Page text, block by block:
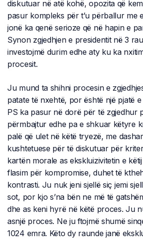
diskutuar në atë kohë, opozita që
pasur kompleks për t’u përballur me
jonë ka qenë serioze që në hapin e
Synon zgjedhjen e presidentit në 3
investojmë durim edhe aty ku ka
procesit.
Ju mund ta shihni procesin e
patate të nxehtë, por është një pjatë
PS ka pasur në dorë për të zgjedhur
përmbajtur edhe pa e shkuar këtyre
palë që ulet në këtë tryezë, me
kushtetuese për të diskutuar për
kartën morale as ekskluizivitetin e
flasim për kompromise, duhet të
kontrasti. Ju nuk jeni sjellë siç jemi
sot, por kjo s’na bën ne më të
dhe as keni hyrë në këtë proces. Ju
asnjë proces. Ne ju ftojmë shumë
1024 emra. Këto dy raunde janë